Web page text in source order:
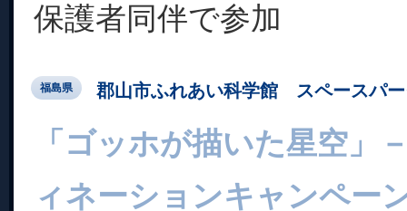
保護者同伴で参加
福島県 郡山市ふれあい科学館 スペースパ
「ゴッホが描いた星空」
ィネーションキャンペー